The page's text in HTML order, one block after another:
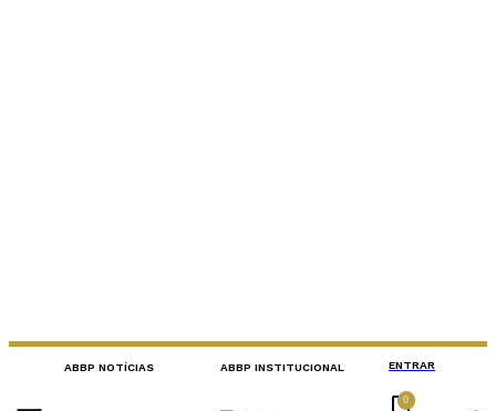
ABBP NOTÍCIAS ABBP INSTITUCIONAL ENTRAR
0